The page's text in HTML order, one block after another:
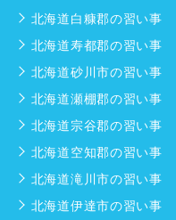
北海道白糠郡の習い事
北海道寿都郡の習い事
北海道砂川市の習い事
北海道瀬棚郡の習い事
北海道宗谷郡の習い事
北海道空知郡の習い事
北海道滝川市の習い事
北海道伊達市の習い事